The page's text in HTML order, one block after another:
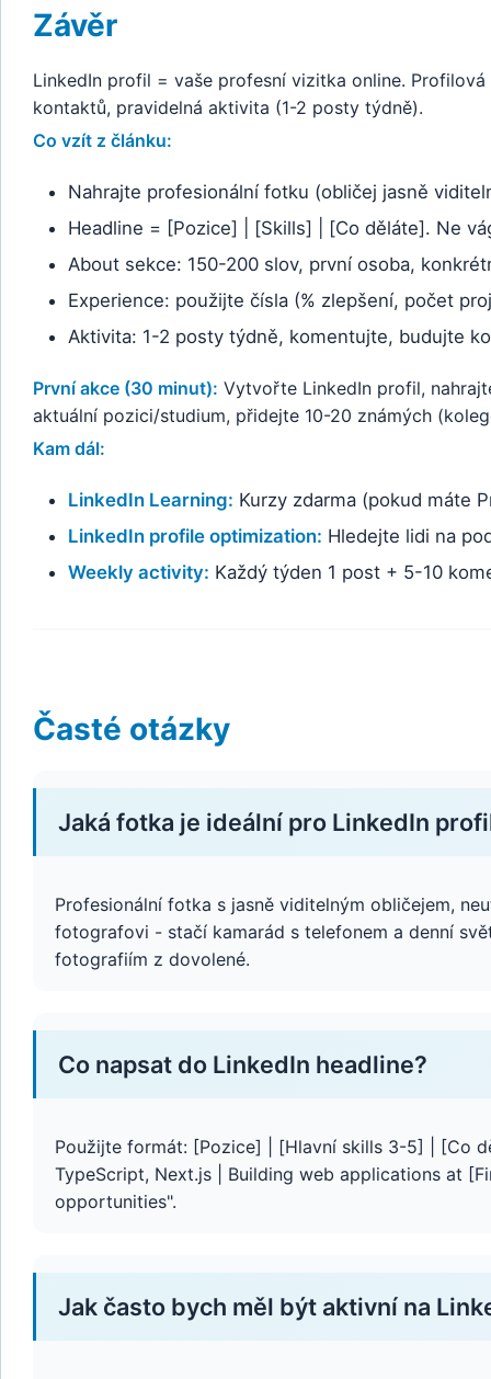
Závěr
LinkedIn profil = vaše profesní vizitka online.
kontaktů, pravidelná aktivita (1-2 posty týdně).
Co vzít z článku:
Nahrajte profesionální fotku (obličej jasně
Headline = [Pozice] | [Skills] | [Co děláte]. Ne
About sekce: 150-200 slov, první osoba,
Experience: použijte čísla (% zlepšení, počet
Aktivita: 1-2 posty týdně, komentujte, budujte
První akce (30 minut): Vytvořte LinkedIn profil,
aktuální pozici/studium, přidejte 10-20 známých
Kam dál:
LinkedIn Learning: Kurzy zdarma (pokud máte
LinkedIn profile optimization: Hledejte lidi na
Weekly activity: Každý týden 1 post + 5-10
Časté otázky
Jaká fotka je ideální pro LinkedIn
Profesionální fotka s jasně viditelným obličejem,
fotografovi - stačí kamarád s telefonem a denní
fotografiím z dovolené.
Co napsat do LinkedIn headline?
Použijte formát: [Pozice] | [Hlavní skills 3-5] | [Co
TypeScript, Next.js | Building web applications at
opportunities".
Jak často bych měl být aktivní na